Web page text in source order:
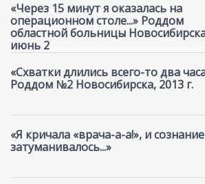
«Через 15 минут я оказалась на
операционном столе...» Роддом
областной больницы
июнь 2
«Схватки длились всего-то два
Роддом №2 Новосибирска, 2013 г.
«Я кричала «врача-а-а!», и сознание
затуманивалось...»